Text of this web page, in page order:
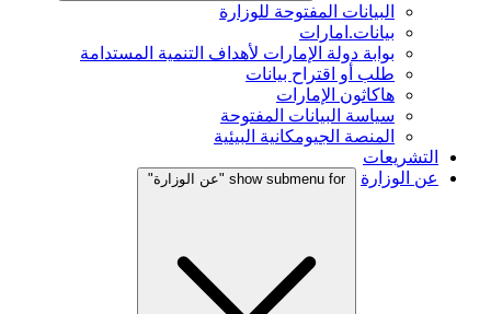
البيانات المفتوحة للوزارة
بيانات.امارات
بوابة دولة الإمارات لأهداف التنمية المستدامة
طلب أو اقتراح بيانات
هاكاثون الإمارات
سياسة البيانات المفتوحة
المنصة الجيومكانية البيئية
التشريعات
عن الوزارة
show submenu for "عن الوزارة"